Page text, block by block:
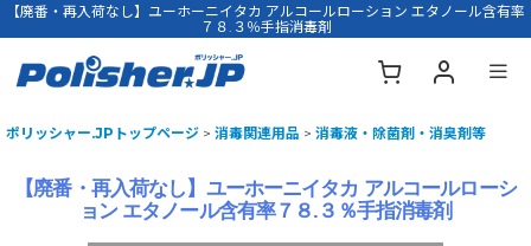
【廃番・再入荷なし】ユーホーニイタカ アルコールローション エタノール含有率
７８.３％手指消毒剤
ポリッシャー.JPトップページ > 消毒関連用品 > 消毒液・除菌剤・消臭剤等
【廃番・再入荷なし】ユーホーニイタカ アルコールローシ
ョン エタノール含有率７８.３％手指消毒剤